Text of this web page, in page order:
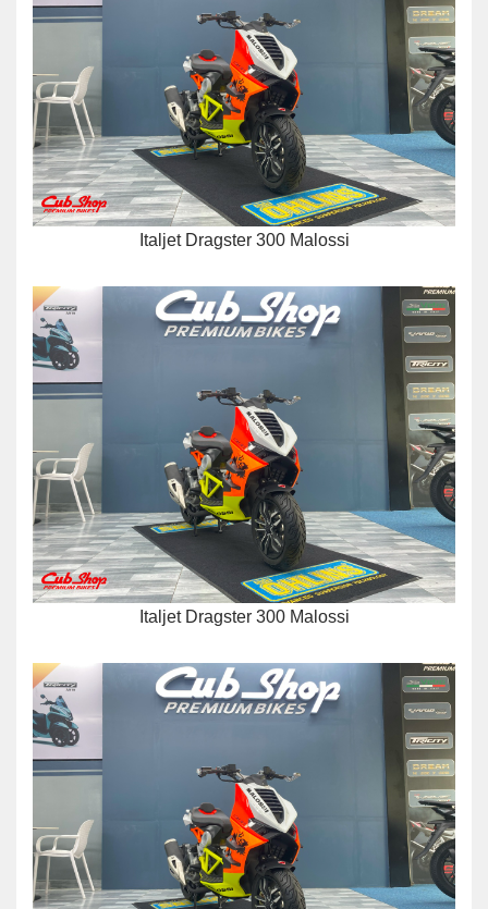
Italjet Dragster 300 Malossi
Italjet Dragster 300 Malossi